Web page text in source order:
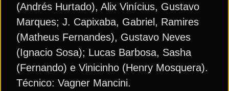
(Andrés Hurtado), Alix Vinícius, Gustavo
Marques; J. Capixaba, Gabriel, Ramires
(Matheus Fernandes), Gustavo Neves
(Ignacio Sosa); Lucas Barbosa, Sasha
(Fernando) e Vinicinho (Henry Mosquera).
Técnico: Vagner Mancini.